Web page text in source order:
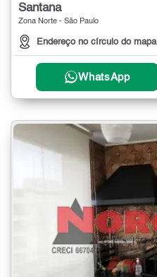
Santana
Zona Norte - São Paulo
Endereço no círculo do mapa
WhatsApp